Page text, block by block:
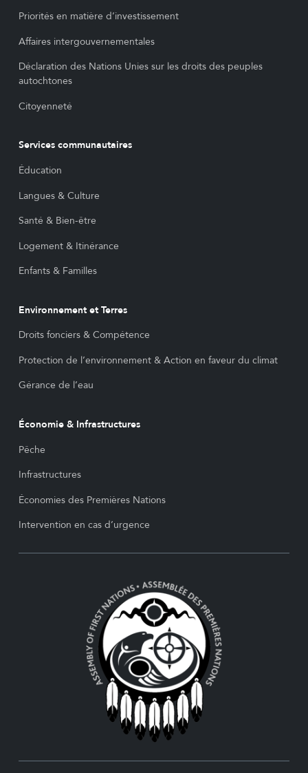
Priorités en matière d’investissement
Affaires intergouvernementales
Déclaration des Nations Unies sur les droits des peuples
autochtones
Citoyenneté
Services communautaires
Éducation
Langues & Culture
Santé & Bien-être
Logement & Itinérance
Enfants & Familles
Environnement et Terres
Droits fonciers & Compétence
Protection de l’environnement & Action en faveur du climat
Gérance de l’eau
Économie & Infrastructures
Pêche
Infrastructures
Économies des Premières Nations
Intervention en cas d’urgence